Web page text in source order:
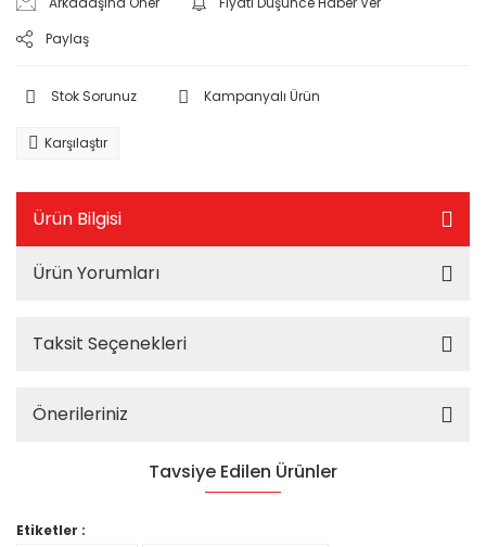
Paylaş
Stok Sorunuz Kampanyalı Ürün
Karşılaştır
Ürün Bilgisi
Ürün Yorumları
Taksit Seçenekleri
Önerileriniz
Tavsiye Edilen Ürünler
Etiketler :